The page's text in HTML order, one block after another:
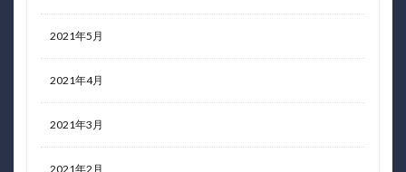
2021年5月
2021年4月
2021年3月
2021年2月